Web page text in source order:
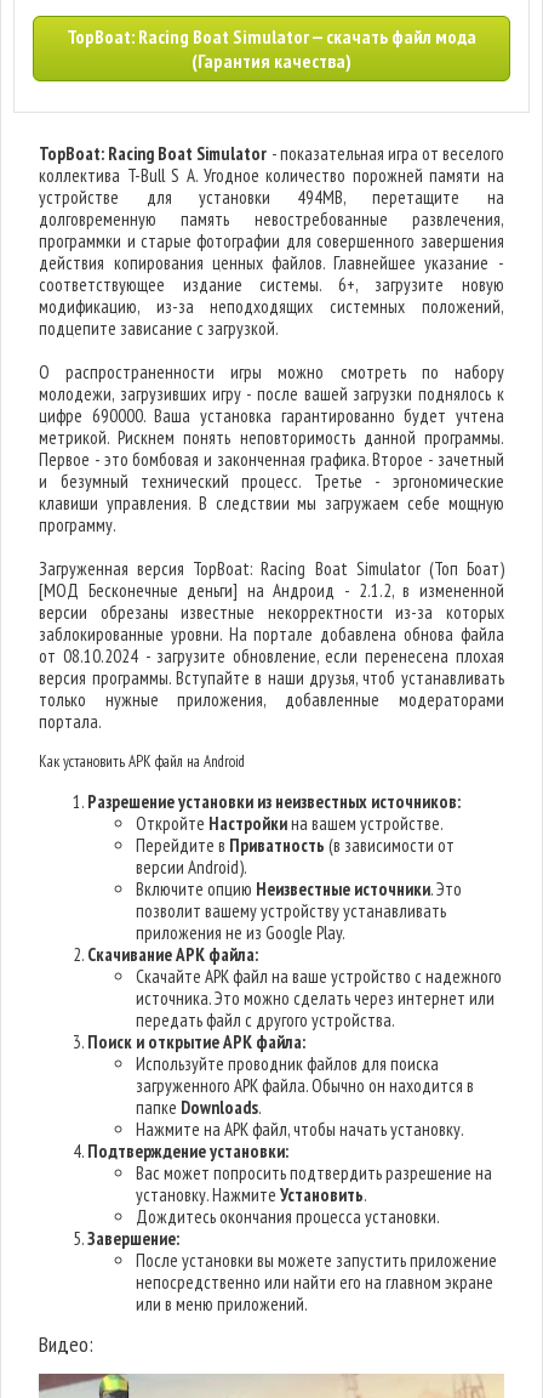
TopBoat: Racing Boat Simulator — скачать файл мода
(Гарантия качества)
TopBoat: Racing Boat Simulator - показательная игра от веселого
коллектива T-Bull S A. Угодное количество порожней памяти на
устройстве для установки 494MB, перетащите на
долговременную память невостребованные развлечения,
программки и старые фотографии для совершенного завершения
действия копирования ценных файлов. Главнейшее указание -
соответствующее издание системы. 6+, загрузите новую
модификацию, из-за неподходящих системных положений,
подцепите зависание с загрузкой.
О распространенности игры можно смотреть по набору
молодежи, загрузивших игру - после вашей загрузки поднялось к
цифре 690000. Ваша установка гарантированно будет учтена
метрикой. Рискнем понять неповторимость данной программы.
Первое - это бомбовая и законченная графика. Второе - зачетный
и безумный технический процесс. Третье - эргономические
клавиши управления. В следствии мы загружаем себе мощную
программу.
Загруженная версия TopBoat: Racing Boat Simulator (Топ Боат)
[МОД Бесконечные деньги] на Андроид - 2.1.2, в измененной
версии обрезаны известные некорректности из-за которых
заблокированные уровни. На портале добавлена обнова файла
от 08.10.2024 - загрузите обновление, если перенесена плохая
версия программы. Вступайте в наши друзья, чтоб устанавливать
только нужные приложения, добавленные модераторами
портала.
Как установить APK файл на Android
Разрешение установки из неизвестных источников:
Откройте Настройкина вашем устройстве.
Перейдите в Приватность (в зависимости от
версии Android).
Включите опцию Неизвестные источники. Это
позволит вашему устройству устанавливать
приложения не из Google Play.
Скачивание APK файла:
Скачайте APK файл на ваше устройство с надежного
источника. Это можно сделать через интернет или
передать файл с другого устройства.
Поиск и открытие APK файла:
Используйте проводник файлов для поиска
загруженного APK файла. Обычно он находится в
папке Downloads.
Нажмите на APK файл, чтобы начать установку.
Подтверждение установки:
Вас может попросить подтвердить разрешение на
установку. НажмитеУстановить.
Дождитесь окончания процесса установки.
Завершение:
После установки вы можете запустить приложение
непосредственно или найти его на главном экране
или в меню приложений.
Видео: